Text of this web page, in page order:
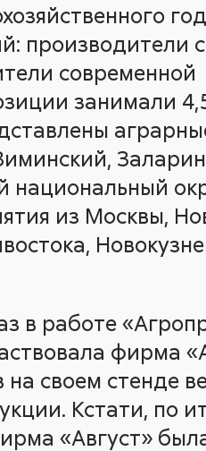
производители
современной
занимали
из Москвы,
в работе
фирма
на своем стенде
Кстати, по
«Август»